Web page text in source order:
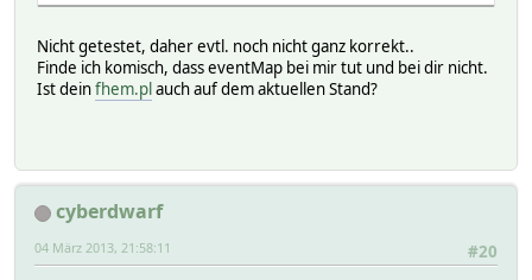
Nicht getestet, daher evtl. noch nicht ganz korrekt..
Finde ich komisch, dass eventMap bei mir tut und bei dir nicht.
Ist deinfhem.plauch auf dem aktuellen Stand?
cyberdwarf
#20
04 März 2013, 21:58:11